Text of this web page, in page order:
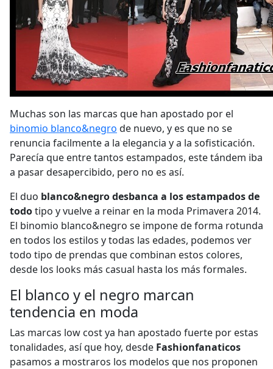
Muchas son las marcas que han apostado por el
binomio blanco&negro de nuevo, y es que no se
renuncia facilmente a la elegancia y a la sofisticación.
Parecía que entre tantos estampados, este tándem iba
a pasar desapercibido, pero no es así.
El duo blanco&negro desbanca a los estampados de
todotipo y vuelve a reinar en la moda Primavera 2014.
El binomio blanco&negro se impone de forma rotunda
en todos los estilos y todas las edades, podemos ver
todo tipo de prendas que combinan estos colores,
desde los looks más casual hasta los más formales.
El blanco y el negro marcan
tendencia en moda
Las marcas low cost ya han apostado fuerte por estas
tonalidades, así que hoy, desde Fashionfanaticos
pasamos a mostraros los modelos que nos proponen